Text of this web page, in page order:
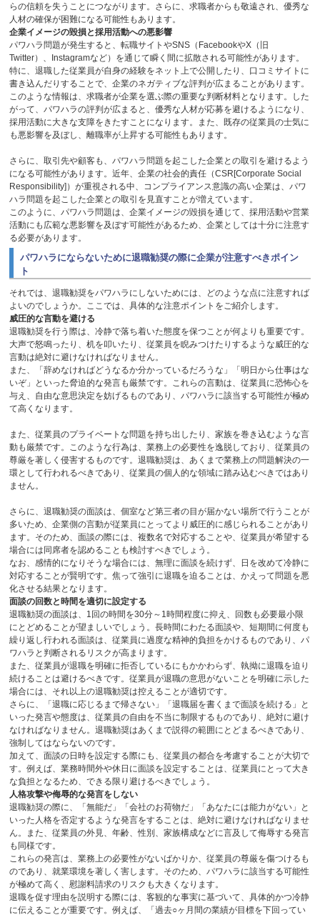
らの信頼を失うことにつながります。さらに、求職者からも敬遠され、優秀な
人材の確保が困難になる可能性もあります。
企業イメージの毀損と採用活動への悪影響
パワハラ問題が発生すると、転職サイトやSNS （ FacebookやX （旧
Twitter）、 Instagramなど）を通じて瞬く間に拡散される可能性があります。
特に、退職した従業員が自身の経験をネット上で公開したり、口コミサイトに
書き込んだりすることで、企業のネガティブな評判が広まることがあります。
このような情報は、求職者が企業を選ぶ際の重要な判断材料となります。した
がって、パワハラの評判が広まると、優秀な人材が応募を避けるようになり、
採用活動に大きな支障をきたすことになります。また、既存の従業員の士気に
も悪影響を及ぼし、離職率が上昇する可能性もあります。
さらに、取引先や顧客も、パワハラ問題を起こした企業との取引を避けるよう
になる可能性があります。近年、企業の社会的責任（CSR[Corporate Social
Responsibility]）が重視される中、コンプライアンス意識の高い企業は、パワ
ハラ問題を起こした企業との取引を見直すことが増えています。
このように、パワハラ問題は、企業イメージの毀損を通じて、採用活動や営業
活動にも広範な悪影響を及ぼす可能性があるため、企業としては十分に注意す
る必要があります。
パワハラにならないために退職勧奨の際に企業が注意すべきポイン
ト
それでは、退職勧奨をパワハラにしないためには、どのような点に注意すれば
よいのでしょうか。ここでは、具体的な注意ポイントをご紹介します。
威圧的な言動を避ける
退職勧奨を行う際は、冷静で落ち着いた態度を保つことが何よりも重要です。
大声で怒鳴ったり、机を叩いたり、従業員を睨みつけたりするような威圧的な
言動は絶対に避けなければなりません。
また、「辞めなければどうなるか分かっているだろうな」「明日から仕事はな
いぞ」といった脅迫的な発言も厳禁です。これらの言動は、従業員に恐怖心を
与え、自由な意思決定を妨げるものであり、パワハラに該当する可能性が極め
て高くなります。
また、従業員のプライベートな問題を持ち出したり、家族を巻き込むような言
動も厳禁です。このような行為は、業務上の必要性を逸脱しており、従業員の
尊厳を著しく侵害するものです。退職勧奨は、あくまで業務上の問題解決の一
環として行われるべきであり、従業員の個人的な領域に踏み込むべきではあり
ません。
さらに、退職勧奨の面談は、個室など第三者の目が届かない場所で行うことが
多いため、企業側の言動が従業員にとってより威圧的に感じられることがあり
ます。そのため、面談の際には、複数名で対応することや、従業員が希望する
場合には同席者を認めることも検討すべきでしょう。
なお、感情的になりそうな場合には、無理に面談を続けず、日を改めて冷静に
対応することが賢明です。焦って強引に退職を迫ることは、かえって問題を悪
化させる結果となります。
面談の回数と時間を適切に設定する
退職勧奨の面談は、 1 回の時間を30分～ 1時間程度に抑え、回数も必要最小限
にとどめることが望ましいでしょう。長時間にわたる面談や、短期間に何度も
繰り返し行われる面談は、従業員に過度な精神的負担をかけるものであり、パ
ワハラと判断されるリスクが高まります。
また、従業員が退職を明確に拒否しているにもかかわらず、執拗に退職を迫り
続けることは避けるべきです。従業員が退職の意思がないことを明確に示した
場合には、それ以上の退職勧奨は控えることが適切です。
さらに、「退職に応じるまで帰さない」「退職届を書くまで面談を続ける」と
いった発言や態度は、従業員の自由を不当に制限するものであり、絶対に避け
なければなりません。退職勧奨はあくまで説得の範囲にとどまるべきであり、
強制してはならないのです。
加えて、面談の日時を設定する際にも、従業員の都合を考慮することが大切で
す。例えば、業務時間外や休日に面談を設定することは、従業員にとって大き
な負担となるため、できる限り避けるべきでしょう。
人格攻撃や侮辱的な発言をしない
退職勧奨の際に、「無能だ」「会社のお荷物だ」「あなたには能力がない」と
いった人格を否定するような発言をすることは、絶対に避けなければなりませ
ん。また、従業員の外見、年齢、性別、家族構成などに言及して侮辱する発言
も同様です。
これらの発言は、業務上の必要性がないばかりか、従業員の尊厳を傷つけるも
のであり、就業環境を著しく害します。そのため、パワハラに該当する可能性
が極めて高く、慰謝料請求のリスクも大きくなります。
退職を促す理由を説明する際には、客観的な事実に基づいて、具体的かつ冷静
に伝えることが重要です。例えば、「過去○ヶ月間の業績が目標を下回ってい